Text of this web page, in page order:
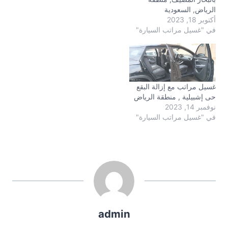
الرياض, السعودية
أكتوبر 18, 2023
في "غسيل مراتب السيارة"
غسيل مراتب مع إزالة البقع
حى إشبيلية , منطقة الرياض
نوفمبر 14, 2023
في "غسيل مراتب السيارة"
admin